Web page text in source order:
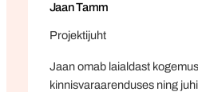
Jaan Tamm
Projektijuht
Jaan omab laialdast
kinnisvaraarenduses ning